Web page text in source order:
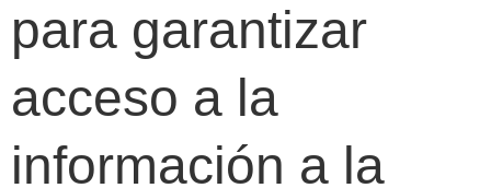
para garantizar
acceso a la
información a la